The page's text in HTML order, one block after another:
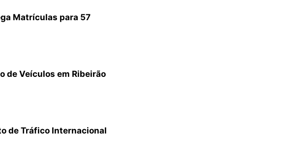
Matrículas para 57
de Veículos em Ribeirão
de Tráfico Internacional